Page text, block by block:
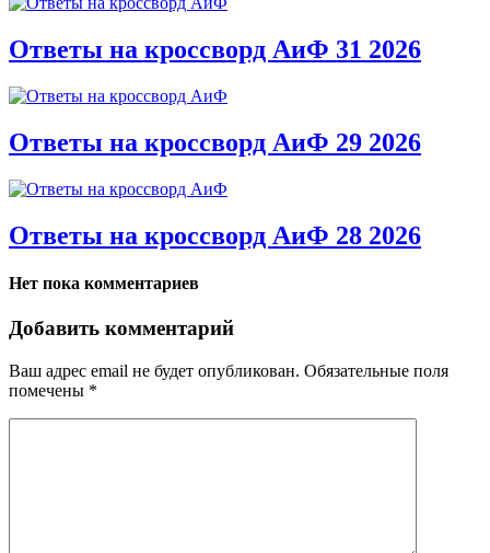
Ответы на кроссворд АиФ 31 2026
Ответы на кроссворд АиФ 29 2026
Ответы на кроссворд АиФ 28 2026
Нет пока комментариев
Добавить комментарий
Ваш адрес email не будет опубликован. Обязательные поля
помечены *